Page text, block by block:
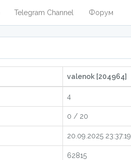
Telegram Channel Форум
valenok [204964]
4
0 / 20
20.09.2025 23:37:19
62815